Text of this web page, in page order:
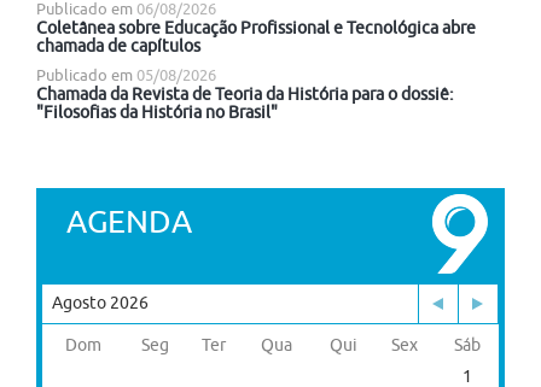
Publicado em 06/08/2026
Coletânea sobre Educação Profissional e Tecnológica abre
chamada de capítulos
Publicado em 05/08/2026
Chamada da Revista de Teoria da História para o dossiê:
"Filosofias da História no Brasil"
AGENDA
Agosto 2026
Dom Seg Ter Qua Qui Sex
Sáb
1